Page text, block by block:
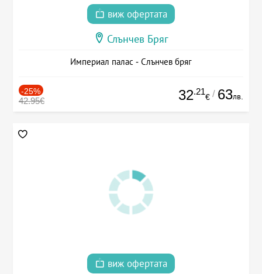
виж офертата
Слънчев Бряг
Империал палас - Слънчев бряг
-25%
42.95€ 32.21
€ / 63лв.
виж офертата